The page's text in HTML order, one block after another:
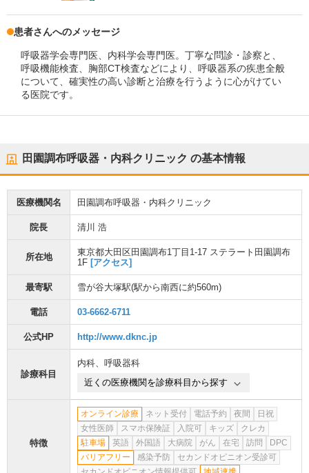
患者さんへのメッセージ
呼吸器学会専門医、内科学会専門医。丁寧な問診・診察と、
呼吸機能検査、胸部CT検査などにより、呼吸器系の疾患全般
について、確実性の高い診断と治療を行うように心がけてい
る医院です。
田園調布呼吸器・内科クリニック の基本情報
医療機関名 田園調布呼吸器・内科クリニック
院長 清川 浩
所在地
東京都大田区田園調布1丁目1-17 ステラート田園調布
1F [アクセス]
最寄駅 雪が谷大塚駅(駅から南西に約560m)
電話 03-6662-6711
公式HP http://www.dknc.jp
診療科目
内科、 呼吸器科
近くの医療機関を診療科目から探す
特徴
オンライン診療 ネット受付 電話予約 夜間
日祝
女性医師
スマホ保険証 入院可 キッズ
クレカ
駐車場
英語 外国語 大病院 がん 在宅 訪問
DPC
バリアフリー
感染予防
セカンドオピニオン受診可